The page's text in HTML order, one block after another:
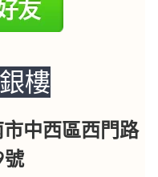
樓
市中西區西門路
號